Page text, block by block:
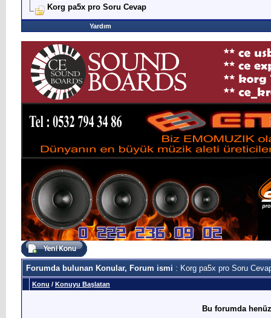
Korg pa5x pro Soru Cevap
Yardım
Forumda bulunan Konular, Forum ismi : Korg pa5x pro Soru
Konu / Konuyu Başlatan
Bu forumda